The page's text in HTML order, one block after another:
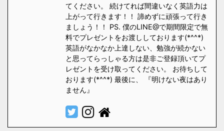
てください。 続けてれば間違いなく英語力は
上がって行きます！！ 諦めずに頑張って行き
ましょう！！ PS. 僕のLINE@で期間限定で無
料でプレゼントをお渡ししております(*^^*)
英語がなかなか上達しない、勉強が続かない
と思ってらっしゃる方は是非ご登録頂いてプ
レゼントを受け取ってください。 お待ちして
おります(*^^*) 最後に、 『明けない夜はあり
ません』